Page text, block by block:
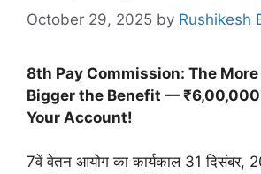
October 29, 2025 by Rushikesh
8th Pay Commission: The
Bigger the Benefit —
Your Account!
7वें वेतन आयोग का कार्यकाल 31 दिसंबर,